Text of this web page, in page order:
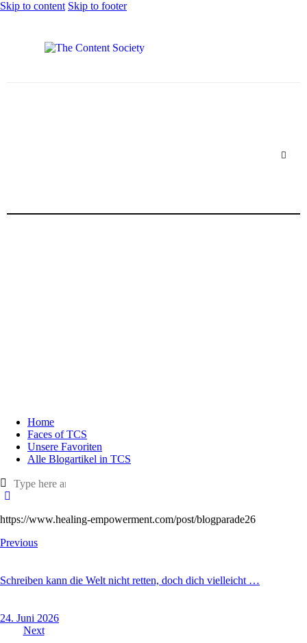
Skip to content Skip to footer
Home
Faces of TCS
Unsere Favoriten
Alle Blogartikel in TCS
https://www.healing-empowerment.com/post/blogparade26
Previous
Schreiben kann die Welt nicht retten, doch dich vielleicht …
24. Juni 2026
Next